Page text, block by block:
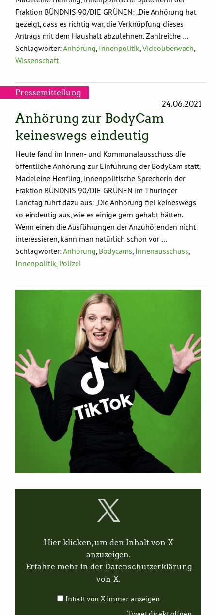
Fraktion BÜNDNIS 90/DIE GRÜNEN: „Die Anhörung hat
gezeigt, dass es richtig war, die Verknüpfung dieses
Antrags mit dem Haushalt abzulehnen. Zahlreiche …
Schlagwörter:Anhörung, Innenpolitik,Videoüberwach,
Wissenschaft
Pressemitteilung
24.06.2021
Anhörung zur BodyCam
keineswegs eindeutig
Heute fand im Innen- und Kommunalausschuss die
öffentliche Anhörung zur Einführung der BodyCam statt.
Madeleine Henfling, innenpolitische Sprecherin der
Fraktion BÜNDNIS 90/DIE GRÜNEN im Thüringer
Landtag führt dazu aus: „Die Anhörung fiel keineswegs
so eindeutig aus, wie es einige gern gehabt hätten.
Wenn einen die Ausführungen der Anzuhörenden nicht
interessieren, kann man natürlich schon vor …
Schlagwörter:Anhörung, Bodycams, Innenausschuss,
Innenpolitik, Polizei
Hier klicken, um den Inhalt von X
anzuzeigen.
Erfahre mehr in der Datenschutzerklärung
von X.
Inhalt von X immer anzeigen